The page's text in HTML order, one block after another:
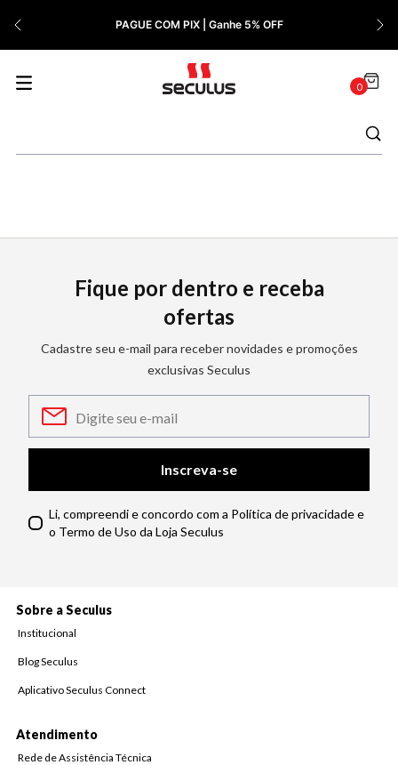
PAGUE COM PIX | Ganhe 5% OFF
0
Fique por dentro e receba
ofertas
Cadastre seu e-mail para receber novidades e promoções
exclusivas Seculus
Inscreva-se
Li, compreendi e concordo com a Política de privacidade e
o Termo de Uso da Loja Seculus
Sobre a Seculus
Institucional
Blog Seculus
Aplicativo Seculus Connect
Atendimento
Rede de Assistência Técnica